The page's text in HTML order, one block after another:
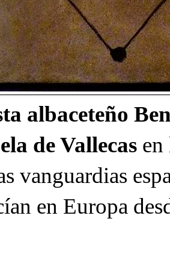
albaceteño
de Vallecas en
vanguardias
en Europa